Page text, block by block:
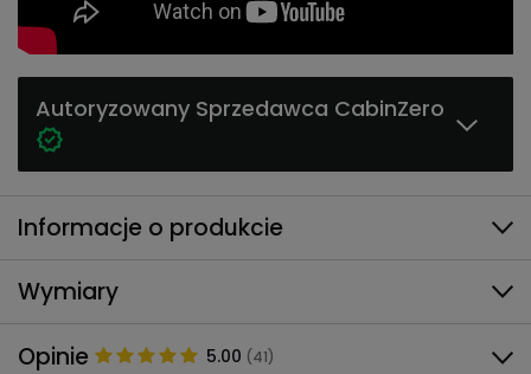
Autoryzowany Sprzedawca CabinZero
Informacje o produkcie
Wymiary
Opinie 5.00 (41)